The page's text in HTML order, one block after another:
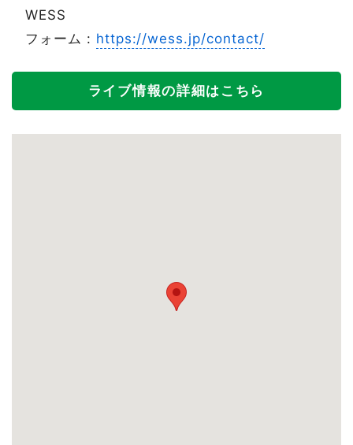
WESS
フォーム : https://wess.jp/contact/
ライブ情報の詳細はこちら